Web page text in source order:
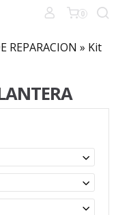
0
REPARACION » Kit